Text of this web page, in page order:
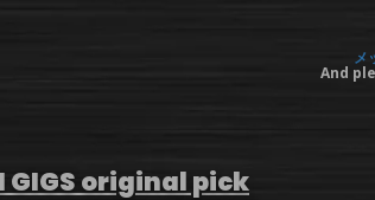
メ
And
GIGS original pick